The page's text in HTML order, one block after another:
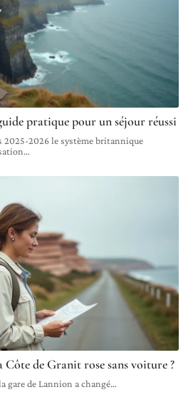
pratique pour un séjour réussi
2025-2026 le système britannique
…
de Granit rose sans voiture ?
gare de Lannion a changé…